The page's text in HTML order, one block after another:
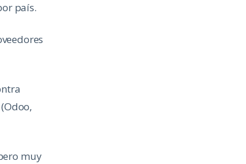
país.
muy